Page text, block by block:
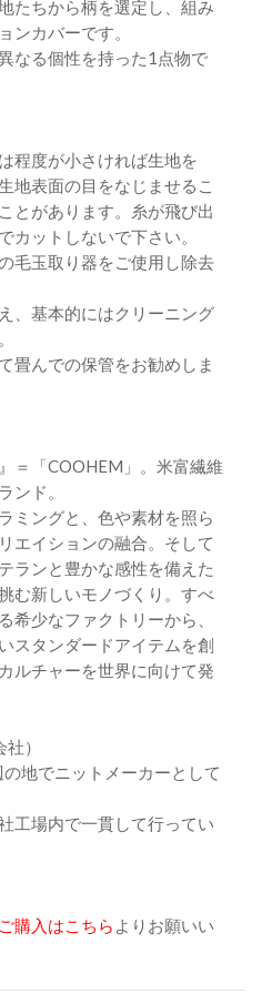
たちから柄を選定し、組み
ンカバーです。
なる個性を持った1点物で
程度が小さければ生地を
地表面の目をなじませるこ
とがあります。糸が飛び出
カットしないで下さい。
毛玉取り器をご使用し除去
、基本的にはクリーニング
畳んでの保管をお勧めしま
＝「COOHEM」。米富繊維
ンド。
ミングと、色や素材を照ら
エイションの融合。そして
ランと豊かな感性を備えた
む新しいモノづくり。すべ
希少なファクトリーから、
スタンダードアイテムを創
ルチャーを世界に向けて発
）
地でニットメーカーとして
工場内で一貫して行ってい
ご購入はこちら よりお願いい